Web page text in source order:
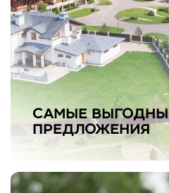
САМЫЕ
ПРЕДЛОЖЕНИЯ